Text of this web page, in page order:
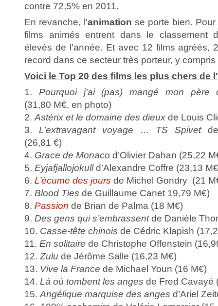
contre 72,5% en 2011.
En revanche, l'animation se porte bien.
films animés entrent dans le classement
élevés de l'année. Et avec 12 films agréés,
record dans ce secteur très porteur, y
Voici le Top 20 des films les plus chers de
1. Pourquoi j’ai (pas) mangé mon père
(31,80 M€, en photo)
2. Astérix et le domaine des dieux de Louis
3. L’extravagant voyage … TS Spivetde
(26,81 €)
4. Grace de Monaco d’Olivier Dahan (25,22
5. Eyjafjallojokulld’Alexandre Coffre (23,13
6. L’écume des jours de Michel Gondry (21
7. Blood Ties de Guillaume Canet 19,79 M€)
8. Passion de Brian de Palma (18 M€)
9. Des gens qui s’embrassentde Danièle
10. Casse-tête chinois de Cédric Klapish
11. En solitaire de Christophe Offenstein
12. Zulu de Jérôme Salle (16,23 M€)
13. Vive la France de Michael Youn (16 M€)
14. Là où tombent les anges de Fred Cavayé
15. Angélique marquise des anges d’Ariel